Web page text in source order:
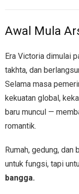
Awal Mula
Era Victoria dimulai
takhta, dan
Selama masa
kekuatan global,
baru muncul —
romantik.
Rumah, gedung, dan
untuk fungsi, tapi
bangga.